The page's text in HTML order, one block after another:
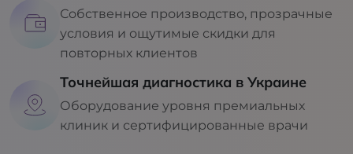
Собственное производство, прозрачные
условия и ощутимые скидки для
повторных клиентов
Точнейшая диагностика в Украине
Оборудование уровня премиальных
клиник и сертифицированные врачи